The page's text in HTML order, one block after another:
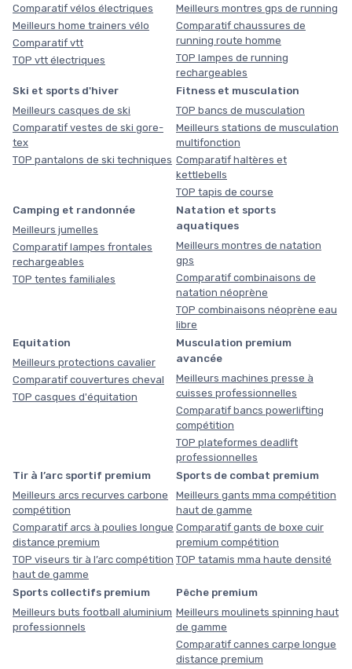
Comparatif vélos électriques
Meilleurs home trainers vélo
Comparatif vtt
TOP vtt électriques
Meilleurs montres gps de running
Comparatif chaussures de
running route homme
TOP lampes de running
rechargeables
Ski et sports d'hiver
Meilleurs casques de ski
Comparatif vestes de ski gore-
tex
TOP pantalons de ski techniques
Fitness et musculation
TOP bancs de musculation
Meilleurs stations de musculation
multifonction
Comparatif haltères et
kettlebells
TOP tapis de course
Camping et randonnée
Meilleurs jumelles
Comparatif lampes frontales
rechargeables
TOP tentes familiales
Natation et sports
aquatiques
Meilleurs montres de natation
gps
Comparatif combinaisons de
natation néoprène
TOP combinaisons néoprène eau
libre
Equitation
Meilleurs protections cavalier
Comparatif couvertures cheval
TOP casques d'équitation
Musculation premium
avancée
Meilleurs machines presse à
cuisses professionnelles
Comparatif bancs powerlifting
compétition
TOP plateformes deadlift
professionnelles
Tir à l’arc sportif premium
Meilleurs arcs recurves carbone
compétition
Comparatif arcs à poulies longue
distance premium
TOP viseurs tir à l’arc compétition
haut de gamme
Sports de combat premium
Meilleurs gants mma compétition
haut de gamme
Comparatif gants de boxe cuir
premium compétition
TOP tatamis mma haute densité
Sports collectifs premium
Meilleurs buts football aluminium
professionnels
Pêche premium
Meilleurs moulinets spinning haut
de gamme
Comparatif cannes carpe longue
distance premium